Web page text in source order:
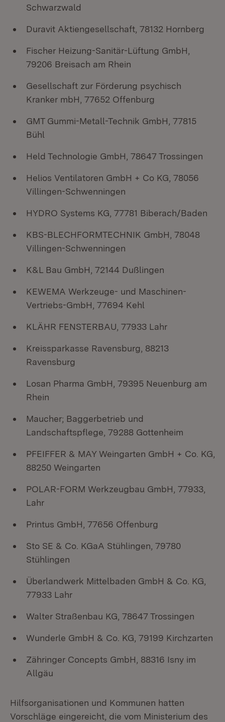
Schwarzwald
Duravit Aktiengesellschaft, 78132 Hornberg
Fischer Heizung-Sanitär-Lüftung GmbH,
79206 Breisach am Rhein
Gesellschaft zur Förderung psychisch
Kranker mbH, 77652 Offenburg
GMT Gummi-Metall-Technik GmbH, 77815
Bühl
Held Technologie GmbH, 78647 Trossingen
Helios Ventilatoren GmbH + Co KG, 78056
Villingen-Schwenningen
HYDRO Systems KG, 77781 Biberach/Baden
KBS-BLECHFORMTECHNIK GmbH, 78048
Villingen-Schwenningen
K&L Bau GmbH, 72144 Dußlingen
KEWEMA Werkzeuge- und Maschinen-
Vertriebs-GmbH, 77694 Kehl
KLÄHR FENSTERBAU, 77933 Lahr
Kreissparkasse Ravensburg, 88213
Ravensburg
Losan Pharma GmbH, 79395 Neuenburg am
Rhein
Maucher; Baggerbetrieb und
Landschaftspflege, 79288 Gottenheim
PFEIFFER & MAY Weingarten GmbH + Co. KG,
88250 Weingarten
POLAR-FORM Werkzeugbau GmbH, 77933,
Lahr
Printus GmbH, 77656 Offenburg
Sto SE & Co. KGaA Stühlingen, 79780
Stühlingen
Überlandwerk Mittelbaden GmbH & Co. KG,
77933 Lahr
Walter Straßenbau KG, 78647 Trossingen
Wunderle GmbH & Co. KG, 79199 Kirchzarten
Zähringer Concepts GmbH, 88316 Isny im
Allgäu
Hilfsorganisationen und Kommunen hatten
Vorschläge eingereicht, die vom Ministerium des